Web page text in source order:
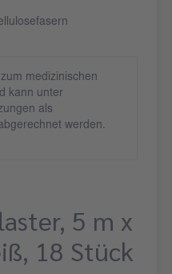
medizinischen
kann unter
als
werden.
5 m x
18 Stück